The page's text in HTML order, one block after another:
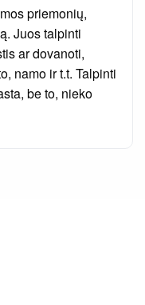
priemonių,
Juos talpinti
ar dovanoti,
namo ir t.t. Talpinti
be to, nieko